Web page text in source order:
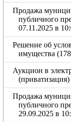
Продажа
публичного
07.11.2025 в
Решение об
имущества
Аукцион в
(приватизация)
Продажа
публичного
29.09.2025 в